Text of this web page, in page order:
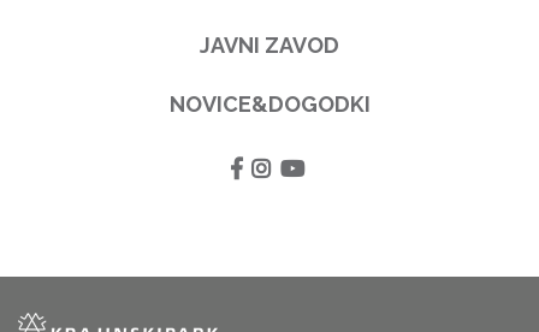
JAVNI ZAVOD
NOVICE&DOGODKI